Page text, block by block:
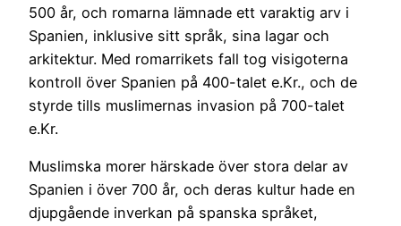
500 år, och romarna lämnade ett varaktig arv i
Spanien, inklusive sitt språk, sina lagar och
arkitektur. Med romarrikets fall tog visigoterna
kontroll över Spanien på 400-talet e.Kr., och de
styrde tills muslimernas invasion på 700-talet
e.Kr.
Muslimska morer härskade över stora delar av
Spanien i över 700 år, och deras kultur hade en
djupgående inverkan på spanska språket,